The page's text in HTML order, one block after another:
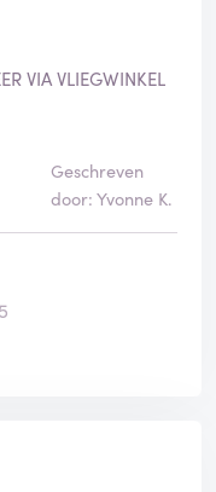
VIA VLIEGWINKEL
Geschreven
door: Yvonne K.